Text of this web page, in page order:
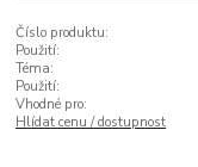
Číslo produktu:
Použití:
Téma:
Použití:
Vhodné pro:
Hlídat cenu / dostupnost